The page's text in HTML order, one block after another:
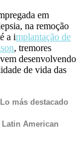
em
na remoção
a implantação de
, tremores
desenvolvendo
de vida das
más destacado
American